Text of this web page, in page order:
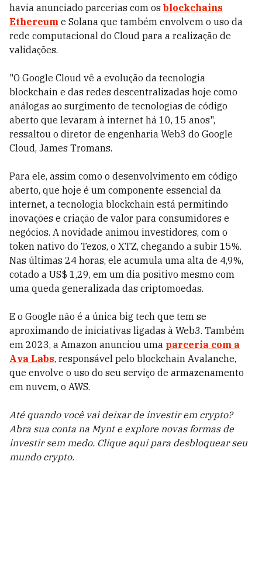
havia anunciado parcerias com os blockchains
Ethereum e Solana que também envolvem o uso da
rede computacional do Cloud para a realização de
validações.
"O Google Cloud vê a evolução da tecnologia
blockchain e das redes descentralizadas hoje como
análogas ao surgimento de tecnologias de código
aberto que levaram à internet há 10, 15 anos",
ressaltou o diretor de engenharia Web3 do Google
Cloud, James Tromans.
Para ele, assim como o desenvolvimento em código
aberto, que hoje é um componente essencial da
internet, a tecnologia blockchain está permitindo
inovações e criação de valor para consumidores e
negócios. A novidade animou investidores, com o
token nativo do Tezos, o XTZ, chegando a subir 15%.
Nas últimas 24 horas, ele acumula uma alta de 4,9%,
cotado a US$ 1,29, em um dia positivo mesmo com
uma queda generalizada das criptomoedas.
E o Google não é a única big tech que tem se
aproximando de iniciativas ligadas à Web3. Também
em 2023, a Amazon anunciou uma parceria com a
Ava Labs, responsável pelo blockchain Avalanche,
que envolve o uso do seu serviço de armazenamento
em nuvem, o AWS.
Até quando você vai deixar de investir em crypto?
Abra sua conta na Mynt e explore novas formas de
investir sem medo. Clique aqui para desbloquear seu
mundo crypto.